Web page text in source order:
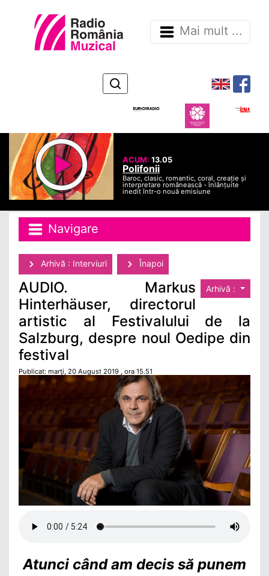
Mai mult ...
ACUM:13.05
Polifonii
Baroc, clasic, romantic, coral, creație și
interpretare românească - înlănțuite
inedit într-o nouă emisiune
Navigare
Arhivă : Interviuri Înapoi
Arhivă :
AUDIO. Markus
Hinterhäuser, directorul
artistic al Festivalului de la
Salzburg, despre noul Oedipe din
festival
Publicat: marţi, 20 August 2019 , ora 15.51
Atunci când am decis să punem